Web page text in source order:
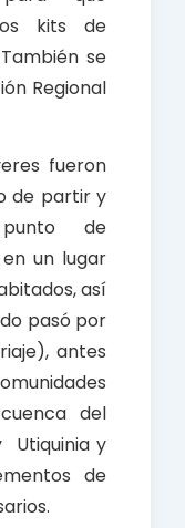
kits de
se
Regional
fueron
de partir y
de
un lugar
así
pasó por
antes
del
Utiquinia y
de